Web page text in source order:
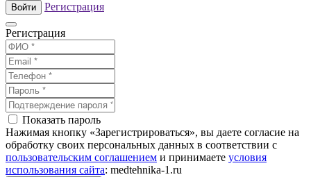
Войти Регистрация
Регистрация
Показать пароль
Нажимая кнопку «Зарегистрироваться», вы даете согласие на
обработку своих персональных данных в соответствии с
пользовательским соглашением и принимаете условия
использования сайта: medtehnika-1.ru